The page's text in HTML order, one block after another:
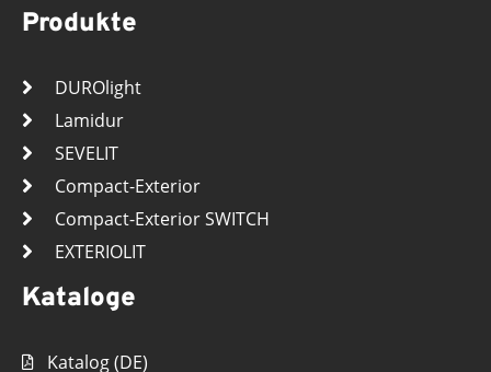
Produkte
DUROlight
Lamidur
SEVELIT
Compact-Exterior
Compact-Exterior SWITCH
EXTERIOLIT
Kataloge
Katalog (DE)